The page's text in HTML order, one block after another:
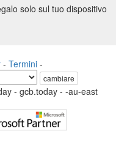
solo sul tuo dispositivo
- Termini -
cambiare
- gcb.today - -au-east